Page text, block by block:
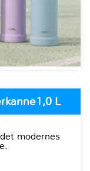
L
modernes